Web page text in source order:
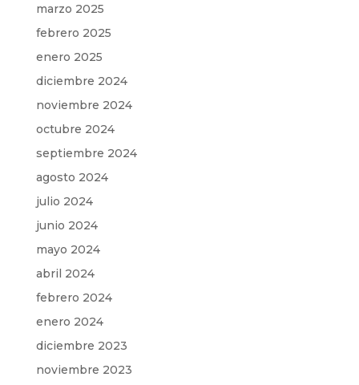
marzo 2025
febrero 2025
enero 2025
diciembre 2024
noviembre 2024
octubre 2024
septiembre 2024
agosto 2024
julio 2024
junio 2024
mayo 2024
abril 2024
febrero 2024
enero 2024
diciembre 2023
noviembre 2023